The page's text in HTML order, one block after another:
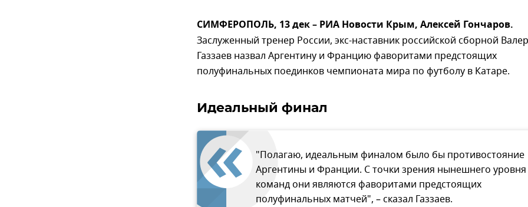
СИМФЕРОПОЛЬ, 13 дек – РИА Новости Крым, Алексей Гончаров.
Заслуженный тренер России, экс-наставник российской сборной
Газзаев назвал Аргентину и Францию фаворитами предстоящих
полуфинальных поединков чемпионата мира по футболу в Катаре.
Идеальный финал
"Полагаю, идеальным финалом было бы противостояние
Аргентины и Франции. С точки зрения нынешнего уровня
команд они являются фаворитами предстоящих
полуфинальных матчей", – сказал Газзаев.